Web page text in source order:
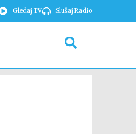
Gledaj TV Slušaj Radio